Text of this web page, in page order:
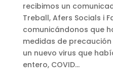
recibimos un
Treball, Afers Socials i
comunicándonos que
medidas de
un nuevo virus que
entero, COVID...